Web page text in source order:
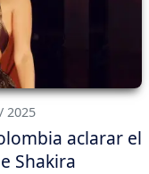
2025
aclarar el
Shakira